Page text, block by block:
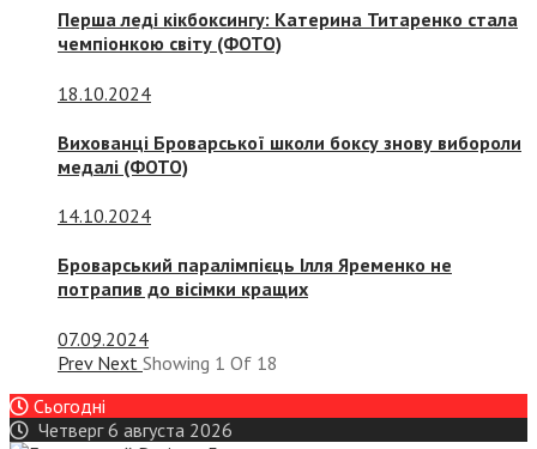
Перша леді кікбоксингу: Катерина Титаренко стала
чемпіонкою світу (ФОТО)
18.10.2024
Вихованці Броварської школи боксу знову вибороли
медалі (ФОТО)
14.10.2024
Броварський паралімпієць Ілля Яременко не
потрапив до вісімки кращих
07.09.2024
Prev Next Showing 1 Of 18
Сьогодні
Четверг 6 августа 2026